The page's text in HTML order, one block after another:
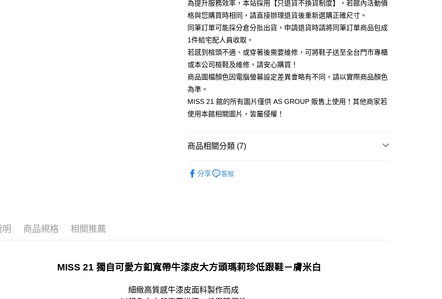
匯豐（台灣）商業銀行
華泰商業銀行
聯邦商業銀行
遠東國際商業銀行
玉山商業銀行
星展（台灣）商業銀行
台新國際商業銀行
台灣樂天信用卡公司
臺灣中小企業銀行
台中商業銀行
匯豐（台灣）商業銀行
華泰商業銀行
聯邦商業銀行
遠東國際商業銀行
元大商業銀行
台新國際商業銀行
中國信託商業銀行
台灣樂天信用卡公司
臺灣中小企業銀行
台中商業銀行
匯豐（台灣）商業銀行
華泰商業銀行
聯邦商業銀行
元大商業銀行
永豐商業銀行
玉山商業銀行
台灣樂天信用卡公司
街口支付
悠遊付
Google Pay
ATM付款
運送方式
為提升服務效率，本站採用【只退貨不換貨制度】，若館內活動價
格與您購買時相同，請直接辦理退貨後重新選購正確尺寸。
同筆訂單可能採分倉分批出貨，申請退貨時請將同筆訂單商品包成
1件給宅配人員收取。
若感到楦頭不適、或穿著後需要維修，可將鞋子送至全台門市專櫃
或本公司楦鞋及維修，請安心購買！
商品圖檔顏色因電腦螢幕設定差異會略有不同，請以實際商品顏色
為準。
MISS 21 館的所有圖片僅供 AS GROUP 販售上使用！其他商家若
使用本館相關圖片，皆屬侵權！
商品相關分類 (7)
𝐄𝐃𝐈𝐓𝐒：主題系列 𝒰𝓃𝓁𝑜𝒸𝓀 解鎖新皮膚 🔐
分享 客服
明 商品規格 相關推薦
MISS 21 獨自可愛方釦寬帶牛漆皮大方頭瑪莉珍低跟鞋－膚米白
細緻高質感牛漆皮面料製作而成